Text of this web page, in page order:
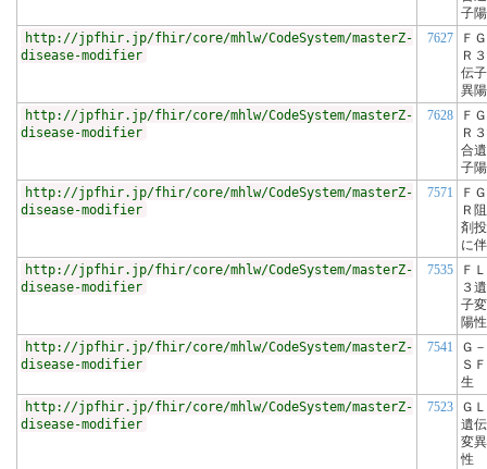
子
http://jpfhir.jp/fhir/core/mhlw/CodeSystem/masterZ-
disease-modifier
7627
Ｆ
Ｒ
伝
異
http://jpfhir.jp/fhir/core/mhlw/CodeSystem/masterZ-
disease-modifier
7628
Ｆ
Ｒ
合
子
http://jpfhir.jp/fhir/core/mhlw/CodeSystem/masterZ-
disease-modifier
7571
Ｆ
Ｒ
剤
に
http://jpfhir.jp/fhir/core/mhlw/CodeSystem/masterZ-
disease-modifier
7535
Ｆ
３
子
陽性
http://jpfhir.jp/fhir/core/mhlw/CodeSystem/masterZ-
disease-modifier
7541
Ｇ
Ｓ
生
http://jpfhir.jp/fhir/core/mhlw/CodeSystem/masterZ-
disease-modifier
7523
Ｇ
遺
変
性